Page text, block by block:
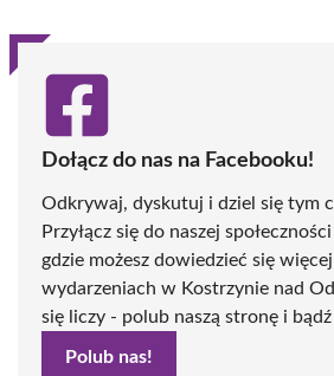
Dołącz do nas na Facebooku!
Odkrywaj, dyskutuj i dziel się tym
Przyłącz się do naszej
gdzie możesz dowiedzieć się
wydarzeniach w Kostrzynie nad
się liczy - polub naszą stronę i
Polub nas!